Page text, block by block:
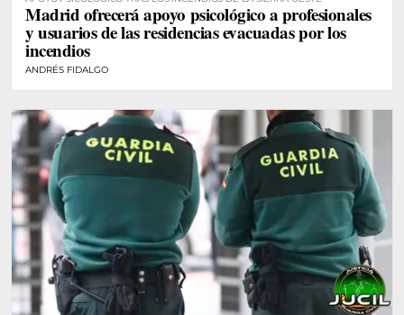
Madrid ofrecerá apoyo psicológico a profesionales
y usuarios de las residencias evacuadas por los
incendios
ANDRÉS FIDALGO